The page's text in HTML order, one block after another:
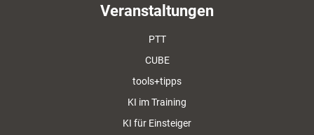
Veranstaltungen
PTT
CUBE
tools+tipps
KI im Training
KI für Einsteiger